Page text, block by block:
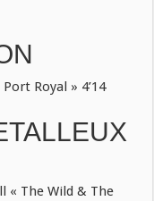
Royal » 4’14
The Wild & The